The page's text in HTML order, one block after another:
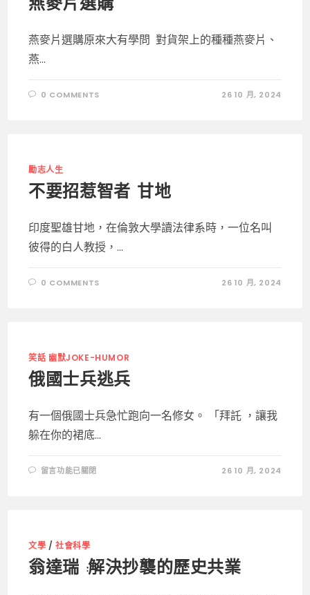
燕麥片選購
燕麥片選購原來大有學問 對貨架上的種種燕麥片、
燕...
0 COMMENTS 26 10 月, 2024
勵志人生
不要招惹智者 甘地
印度聖雄甘地，在倫敦大學讀法律系時，一位名叫
彼得的白人教授，...
0 COMMENTS 26 10 月, 2024
笑話 幽默JOKE-HUMOR
俄國士兵逃兵
有一個俄國士兵急忙跑向一名修女。 「拜託 ，讓我
躲在你的裙底...
在
留言功能已關閉 26 10 月, 2024
文學 /社會科學
翁達瑞 :解決抄襲的歷史共業